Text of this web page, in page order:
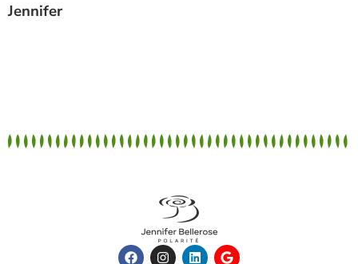
Jennifer